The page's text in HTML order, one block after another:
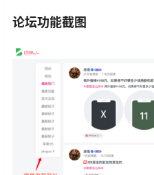
论坛功能截图